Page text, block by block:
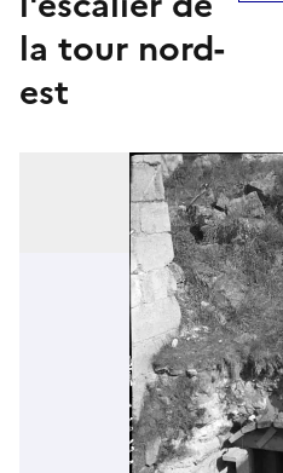
la tour nord-
est